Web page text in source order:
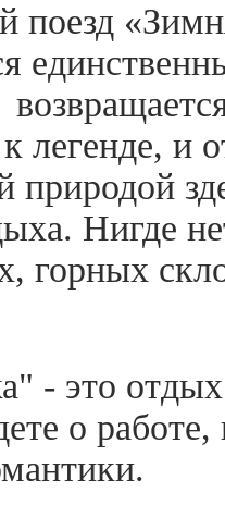
поезд
легенде, и
Нигде
горных
- это
о